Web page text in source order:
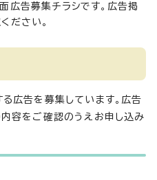
広告募集チラシです。広告掲
ださい。
広告を募集しています。広告
容をご確認のうえお申し込み